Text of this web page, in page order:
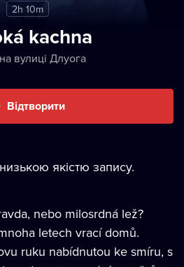
2h 10m
kachna
вулиці Длуога
Відтворити
якiстю запису.
nebo milosrdná lež?
letech vrací domů.
ruku nabídnutou ke smíru, s